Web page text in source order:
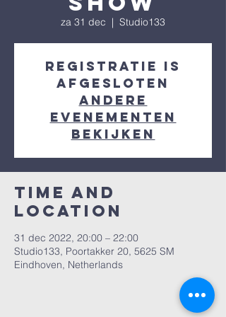
za 31 dec
  |
Studio133
Registratie is
afgesloten
Andere
evenementen
bekijken
Time and
Location
31 dec 2022, 20:00 – 22:00
Studio133, Poortakker 20, 5625 SM
Eindhoven, Netherlands